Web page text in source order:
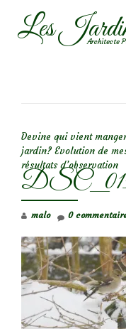
AllerLes Architecte
Devine qui vient
jardin? Evolution de
résultats d’observation
malo 0